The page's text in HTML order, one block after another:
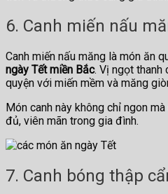
6. Canh miến nấu
Canh miến nấu măng là món ăn
ngày Tết miền Bắc. Vị ngọt thanh
quyện với miến mềm và măng
Món canh này không chỉ ngon
đủ, viên mãn trong gia đình.
7. Canh bóng thập